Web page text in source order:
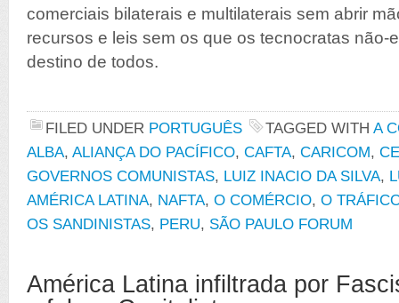
comerciais bilaterais e multilaterais sem abrir
recursos e leis sem os que os tecnocratas não-
destino de todos.
FILED UNDER PORTUGUÊS TAGGED WITH A
ALBA, ALIANÇA DO PACÍFICO, CAFTA, CARICOM,
GOVERNOS COMUNISTAS, LUIZ INACIO DA SILVA,
AMÉRICA LATINA, NAFTA, O COMÉRCIO, O
OS SANDINISTAS, PERU, SÃO PAULO FORUM
América Latina infiltrada por